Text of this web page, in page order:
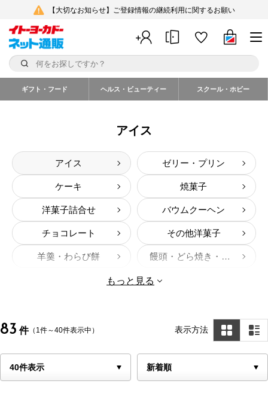
【大切なお知らせ】ご登録情報の継続利用に関するお願い
ギフト・フード ヘルス・ビューティー スクール・ホビー
アイス
アイス ゼリー・プリン
ケーキ 焼菓子
洋菓子詰合せ バウムクーヘン
チョコレート その他洋菓子
羊羹・わらび餅 饅頭・どら焼き・大福
せんべい・あられ
もっと見る
83 件（1件～40件表示中） 表示方法